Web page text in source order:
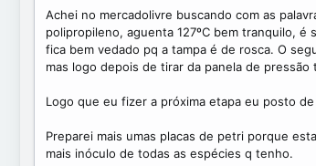
Achei no mercadolivre buscando com as
polipropileno, aguenta 127ºC bem tranquilo,
fica bem vedado pq a tampa é de rosca. O
mas logo depois de tirar da panela de
Logo que eu fizer a próxima etapa eu posto
Preparei mais umas placas de petri porque
mais inóculo de todas as espécies q tenho.